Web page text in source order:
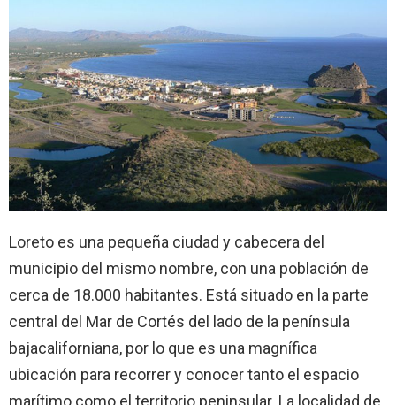
Loreto es una pequeña ciudad y cabecera del
municipio del mismo nombre, con una población de
cerca de 18.000 habitantes. Está situado en la parte
central del Mar de Cortés del lado de la península
bajacaliforniana, por lo que es una magnífica
ubicación para recorrer y conocer tanto el espacio
marítimo como el territorio peninsular. La localidad de